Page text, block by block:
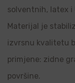
solventnih, latex
Materijal je
izvrsnu kvalitetu
primjene: zidne
površine.